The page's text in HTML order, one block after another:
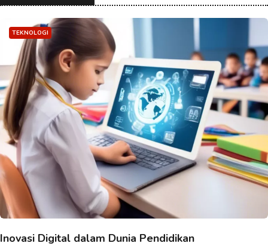
TEKNOLOGI
Inovasi Digital dalam Dunia Pendidikan